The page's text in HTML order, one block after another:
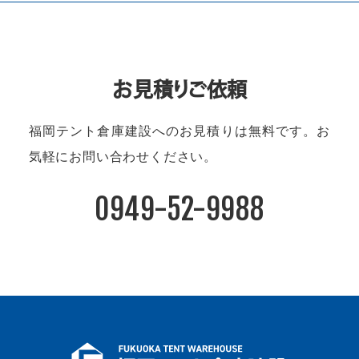
お見積りご依頼
福岡テント倉庫建設へのお見積りは無料です。 お
気軽にお問い合わせください。
0949-52-9988